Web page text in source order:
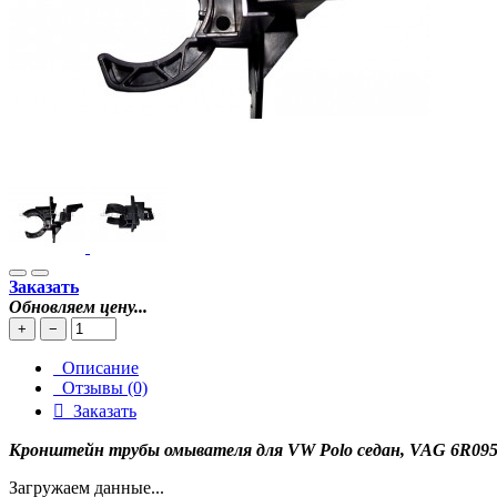
Заказать
Обновляем цену...
+ −
Описание
Отзывы (0)
Заказать
Кронштейн трубы омывателя для VW Polo седан, VAG
Загружаем данные...